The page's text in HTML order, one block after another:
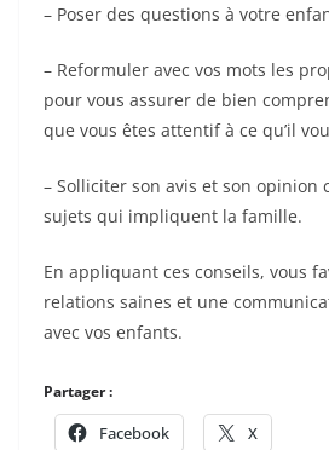
– Poser des questions à votre
– Reformuler avec vos mots les
pour vous assurer de bien
que vous êtes attentif à ce qu’il
– Solliciter son avis et son opinion
sujets qui impliquent la famille.
En appliquant ces conseils, vous
relations saines et une
avec vos enfants.
Partager :
Facebook X